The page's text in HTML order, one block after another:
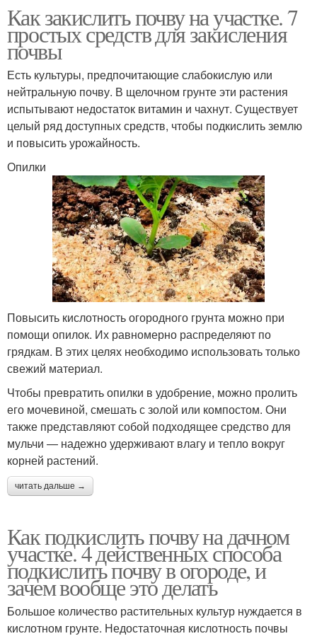
Как закислить почву на участке. 7
простых средств для закисления
почвы
Есть культуры, предпочитающие слабокислую или
нейтральную почву. В щелочном грунте эти растения
испытывают недостаток витамин и чахнут. Существует
целый ряд доступных средств, чтобы подкислить землю
и повысить урожайность.
Опилки
Повысить кислотность огородного грунта можно при
помощи опилок. Их равномерно распределяют по
грядкам. В этих целях необходимо использовать только
свежий материал.
Чтобы превратить опилки в удобрение, можно пролить
его мочевиной, смешать с золой или компостом. Они
также представляют собой подходящее средство для
мульчи — надежно удерживают влагу и тепло вокруг
корней растений.
читать дальше →
Как подкислить почву на дачном
участке. 4 действенных способа
подкислить почву в огороде, и
зачем вообще это делать
Большое количество растительных культур нуждается в
кислотном грунте. Недостаточная кислотность почвы